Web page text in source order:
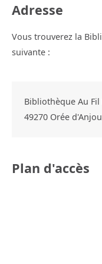
Adresse
Vous trouverez la
suivante :
Bibliothèque Au Fil
49270 Orée d'Anjou
Plan d'accès